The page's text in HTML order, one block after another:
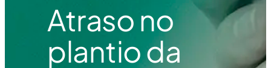
Atraso no
plantio da